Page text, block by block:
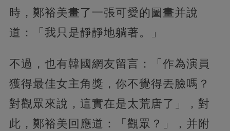
時，鄭裕美畫了一張可愛的圖畫并說
道：「我只是靜靜地躺著。」
不過，也有韓國網友留言：「作為演員
獲得最佳女主角獎，你不覺得丟臉嗎？
對觀眾來說，這實在是太荒唐了」，對
此，鄭裕美回應道：「觀眾？」，并附